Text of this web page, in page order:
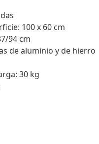
100 x 60 cm
94 cm
de aluminio y de hierro
30 kg